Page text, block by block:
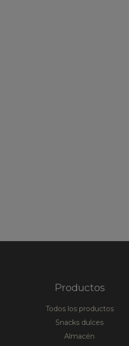
Productos
Todos los productos
Snacks dulces
Almacén